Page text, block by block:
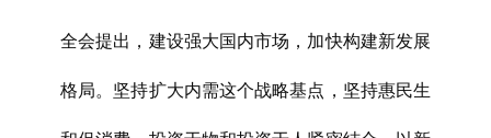
全会提出，建设强大国内市场，加快构建新发展
格局。坚持扩大内需这个战略基点，坚持惠民生